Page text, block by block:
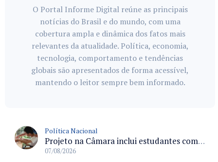
O Portal Informe Digital reúne as principais
notícias do Brasil e do mundo, com uma
cobertura ampla e dinâmica dos fatos mais
relevantes da atualidade. Política, economia,
tecnologia, comportamento e tendências
globais são apresentados de forma acessível,
mantendo o leitor sempre bem informado.
Política Nacional
Projeto na Câmara inclui estudantes com deficiência no regime escolar especial da LDB e estabelece critérios para frequência
07/08/2026